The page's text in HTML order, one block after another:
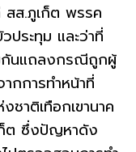
ส.ภูเก็ต พรรค
ระทุม และว่าที่
กันแถลงกรณีถูกผู้
กการทำหน้าที่
าติเทือกเขานาค
ต ซึ่งปัญหาดัง